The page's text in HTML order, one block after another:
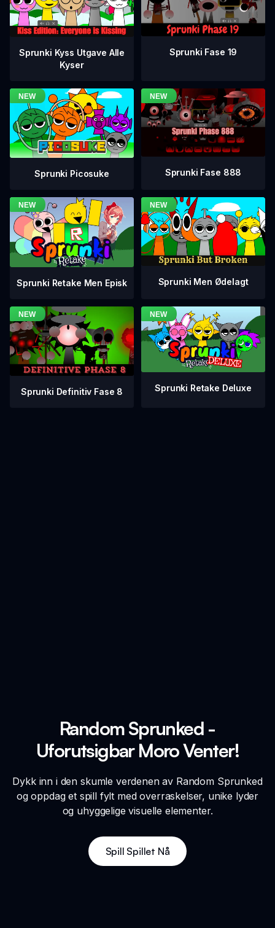
Sprunki Kyss Utgave Alle
Kyser
Sprunki Fase 19
Sprunki Picosuke Sprunki Fase 888
Sprunki Retake Men Episk Sprunki Men Ødelagt
Sprunki Definitiv Fase 8 Sprunki Retake Deluxe
Random Sprunked -
Uforutsigbar Moro Venter!
Dykk inn i den skumle verdenen av Random Sprunked
og oppdag et spill fylt med overraskelser, unike lyder
og uhyggelige visuelle elementer.
Spill Spillet Nå